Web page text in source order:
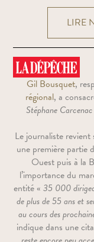
LIRE
Gil Bousquet,
régional, a
Stéphane
Le journaliste
une première partie
Ouest puis à la
l’importance du
entité « 35 000
de plus de 55 ans et
au cours des
indique dans une